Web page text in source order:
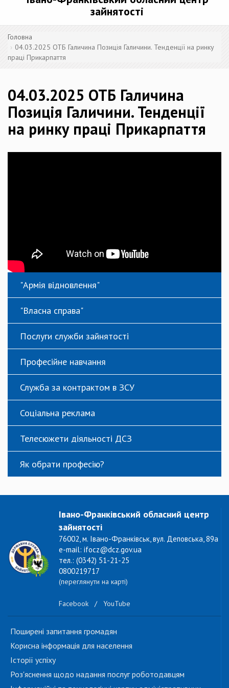
зайнятості
Головна
04.03.2025 ОТБ Галичина Позиція Галичини. Тенденції на ринку
праці Прикарпаття
04.03.2025 ОТБ Галичина
Позиція Галичини. Тенденції
на ринку праці Прикарпаття
"Армія відновлення"
"Власна справа"
Послуги служби зайнятості
Професійне навчання
Служба за контрактом в ЗСУ
Соціальна реклама
Телесюжети діяльності ДСЗ
Як обрати професію?
Івано-Франківський обласний центр
зайнятості
76002, м. Івано-Франківськ, вул. Деповська, 89а
e-mail: ifocz@dcz.gov.ua
тел.: (0342) 51-21-25
0800219717
(переглянути на карті)
Facebook / YouTube
Поширені запитання громадян
Корисна інформація для населення
Історії успіху
Роз'яснення щодо надання послуг роботодавцям